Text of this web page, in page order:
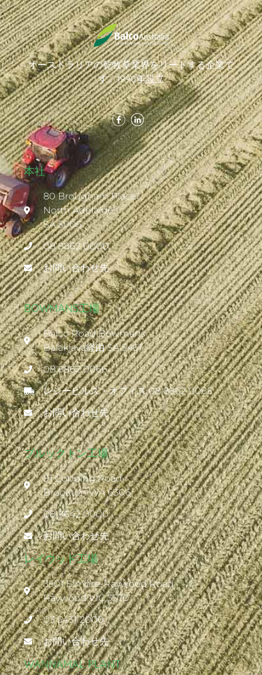
オーストラリアの乾牧草業界をリードする企業で
す。1990年設立
本社
80 Brougham Place
North Adelaide
SA 5006
08 8862 0000
お問い合わせ先
BOWMANS工場
Balco Road Bowmans
Balaklava経由 SA 5461
08 8862 0066
レシービルズ・オフィス 08 8862 0065
お問い合わせ先
ブルックトン工場
91 Copping Road
Brookton WA 6306
08 9642 0000
お問い合わせ先
レイウッド工場
3501 Elmore-Raywood Road
Raywood VIC 3570
03 5431 2000
お問い合わせ先
WANNAMAL PLANT